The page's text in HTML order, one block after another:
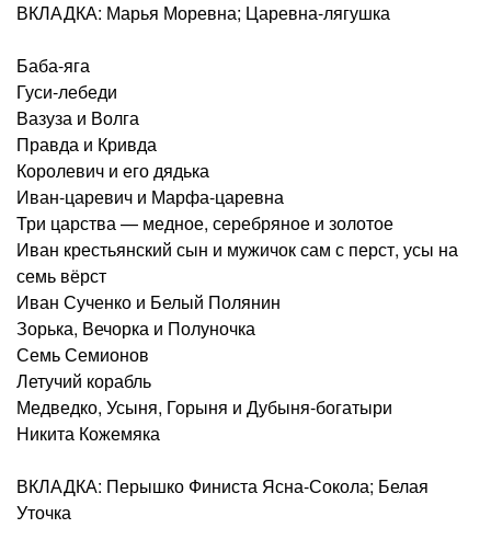
ВКЛАДКА: Марья Моревна; Царевна-лягушка
Баба-яга
Гуси-лебеди
Вазуза и Волга
Правда и Кривда
Королевич и его дядька
Иван-царевич и Марфа-царевна
Три царства — медное, серебряное и золотое
Иван крестьянский сын и мужичок сам с перст, усы на
семь вёрст
Иван Сученко и Белый Полянин
Зорька, Вечорка и Полуночка
Семь Семионов
Летучий корабль
Медведко, Усыня, Горыня и Дубыня-богатыри
Никита Кожемяка
ВКЛАДКА: Перышко Финиста Ясна-Сокола; Белая
Уточка